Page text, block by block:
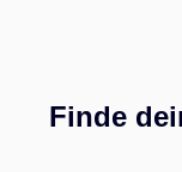
Finde